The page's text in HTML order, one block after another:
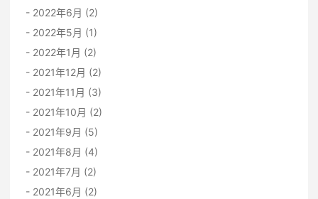
2022年6月 (2)
2022年5月 (1)
2022年1月 (2)
2021年12月 (2)
2021年11月 (3)
2021年10月 (2)
2021年9月 (5)
2021年8月 (4)
2021年7月 (2)
2021年6月 (2)